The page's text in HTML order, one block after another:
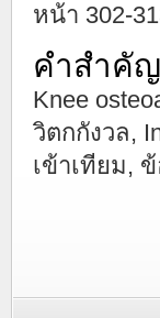
หน้า 302-
คำสำคัญ
Knee
วิตกกังวล,
เข้าเทียม,